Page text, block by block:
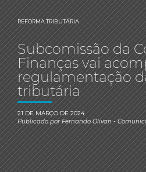
REFORMA TRIBUTÁRIA
Subcomissão da
Finanças vai
regulamentação
tributária
21 DE MARÇO DE 2024
Publicado porFernando Olivan-